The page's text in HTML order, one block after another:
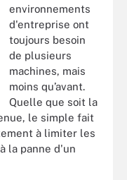
environnements
d'entreprise ont
toujours besoin
de plusieurs
machines, mais
moins qu’avant.
Quelle que soit la
le simple fait
à limiter les
la panne d'un